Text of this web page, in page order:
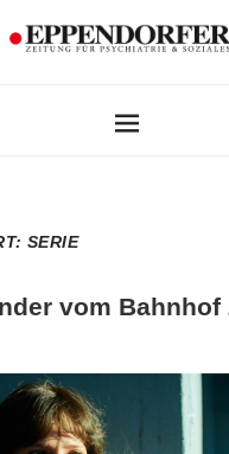
SERIE
vom Bahnhof